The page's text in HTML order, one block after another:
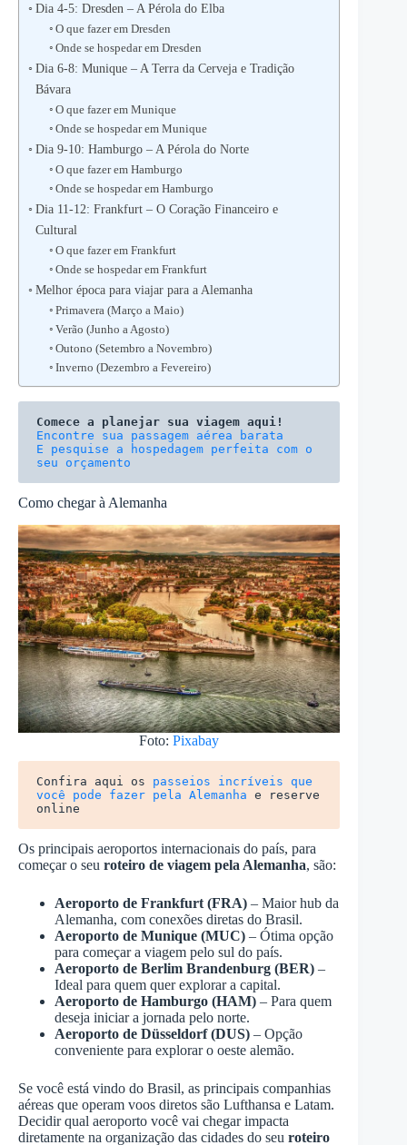
Dia 4-5: Dresden – A Pérola do Elba
O que fazer em Dresden
Onde se hospedar em Dresden
Dia 6-8: Munique – A Terra da Cerveja e Tradição
Bávara
O que fazer em Munique
Onde se hospedar em Munique
Dia 9-10: Hamburgo – A Pérola do Norte
O que fazer em Hamburgo
Onde se hospedar em Hamburgo
Dia 11-12: Frankfurt – O Coração Financeiro e
Cultural
O que fazer em Frankfurt
Onde se hospedar em Frankfurt
Melhor época para viajar para a Alemanha
Primavera (Março a Maio)
Verão (Junho a Agosto)
Outono (Setembro a Novembro)
Inverno (Dezembro a Fevereiro)
Comece a planejar sua viagem aqui!
E pesquise a hospedagem perfeita com o
seu orçamento
Como chegar à Alemanha
Foto:Pixabay
Confira aqui os passeios incríveis que
você pode fazer pela Alemanha e reserve
online
Os principais aeroportos internacionais do país, para
começar o seu roteiro de viagem pela Alemanha, são:
Aeroporto de Frankfurt (FRA) – Maior hub da
Alemanha, com conexões diretas do Brasil.
Aeroporto de Munique (MUC) – Ótima opção
para começar a viagem pelo sul do país.
Aeroporto de Berlim Brandenburg (BER) –
Ideal para quem quer explorar a capital.
Aeroporto de Hamburgo (HAM) – Para quem
deseja iniciar a jornada pelo norte.
Aeroporto de Düsseldorf (DUS) – Opção
conveniente para explorar o oeste alemão.
Se você está vindo do Brasil, as principais companhias
aéreas que operam voos diretos são Lufthansa e Latam.
Decidir qual aeroporto você vai chegar impacta
diretamente na organização das cidades do seu roteiro